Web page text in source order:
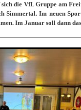
die VfL Gruppe am
Simmertal. Im neuen
Im Januar soll dann